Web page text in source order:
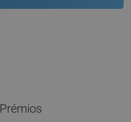
Prémios